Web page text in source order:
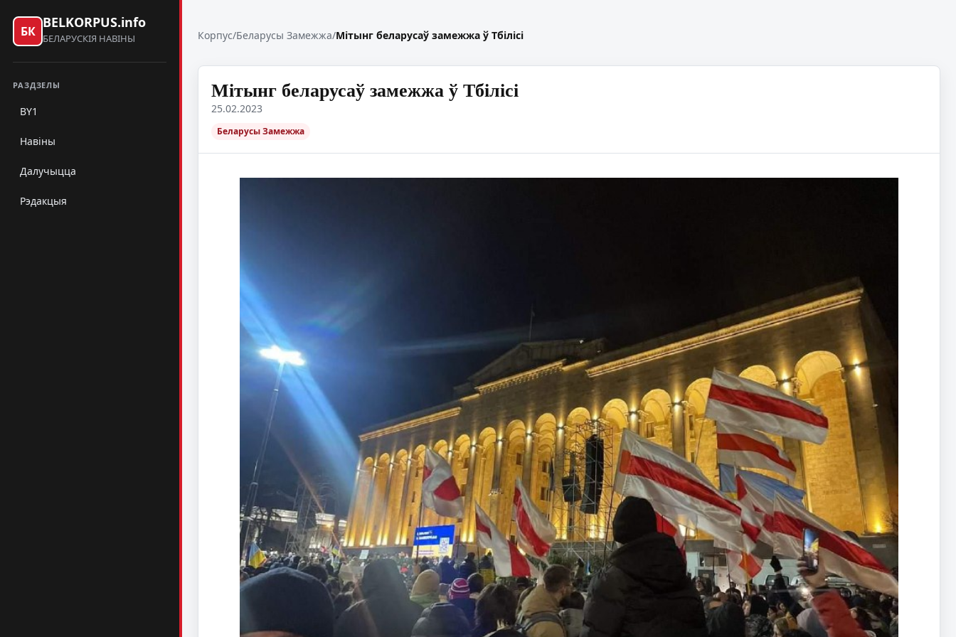
БК
BELKORPUS.info
БЕЛАРУСКІЯ НАВІНЫ
РАЗДЗЕЛЫ
BY1
Навіны
Далучыцца
Рэдакцыя
Корпус/Беларусы Замежжа/Мітынг беларусаў замежжа ў Тбілісі
Мітынг беларусаў замежжа ў Тбілісі
25.02.2023
Беларусы Замежжа